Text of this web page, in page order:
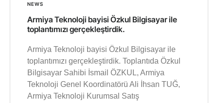
NEWS
Armiya Teknoloji bayisi Özkul Bilgisayar ile
toplantımızı gerçekleştirdik.
Armiya Teknoloji bayisi Özkul Bilgisayar ile
toplantımızı gerçekleştirdik. Toplantıda Özkul
Bilgisayar Sahibi İsmail ÖZKUL, Armiya
Teknoloji Genel Koordinatörü Ali İhsan TUĞ,
Armiya Teknoloji Kurumsal Satış